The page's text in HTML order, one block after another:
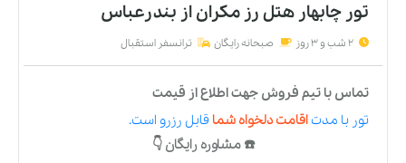
تور چابهار هتل رز مکراناز بندرعباس
2 شب و 3 روز صبحانه رایگان ترانسفر استقبال
تماس با تیم فروش جهت اطلاع از قیمت
تور با مدتاقامت دلخواه شما قابل رزرو است.
☎️ مشاوره رایگان 👇